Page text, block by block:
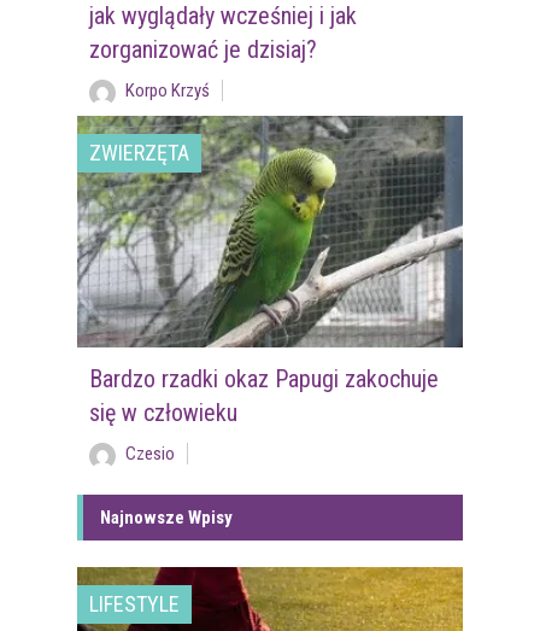
jak wyglądały wcześniej i jak
zorganizować je dzisiaj?
Korpo Krzyś
ZWIERZĘTA
Bardzo rzadki okaz Papugi zakochuje
się w człowieku
Czesio
Najnowsze Wpisy
LIFESTYLE